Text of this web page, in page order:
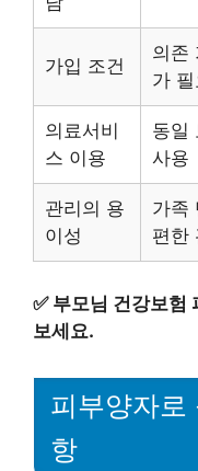
가입 조건
의존
가 필
의료서비
스 이용
동일
사용
관리의 용
이성
가족
편한
✅ 부모님 건강보험
보세요.
피부양자로
항